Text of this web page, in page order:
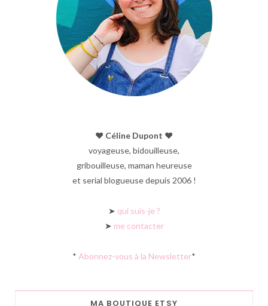
♥︎ Céline Dupont ♥︎
voyageuse, bidouilleuse,
gribouilleuse, maman heureuse
et serial blogueuse depuis 2006 !
➤ qui suis-je ?
➤ me contacter
* Abonnez-vous à la Newsletter*
MA BOUTIQUE ETSY